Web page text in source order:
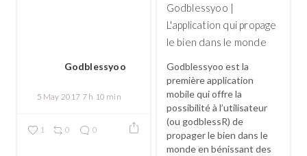
Godblessyoo
5 May 2017 7 h 10 min
1 0 0
Godblessyoo |
L'application qui propage
le bien dans le monde
Godblessyoo est la
première application
mobile qui offre la
possibilité à l’utilisateur
(ou godblessR) de
propager le bien dans le
monde en bénissant des